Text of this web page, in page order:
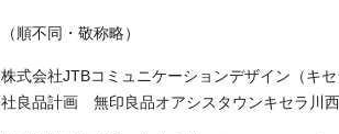
（順不同・敬称略）
株式会社JTBコミュニケーションデザイン（キ
社良品計画 無印良品オアシスタウンキセラ川